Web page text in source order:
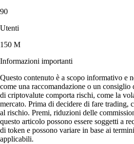
90
Utenti
150 M
Informazioni importanti
Questo contenuto è a scopo informativo e
come una raccomandazione o un
di criptovalute comporta rischi, come la
mercato. Prima di decidere di fare trading,
al rischio. Premi, riduzioni delle
questo articolo possono essere soggetti a
di token e possono variare in base ai
applicabili.